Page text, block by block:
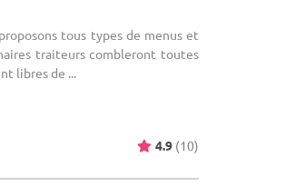
tous types de menus et
traiteurs combleront toutes
libres de ...
4.9 (10)